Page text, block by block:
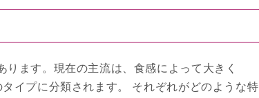
ます。現在の主流は、食感によって大きく
イプに分類されます。 それぞれがどのような特